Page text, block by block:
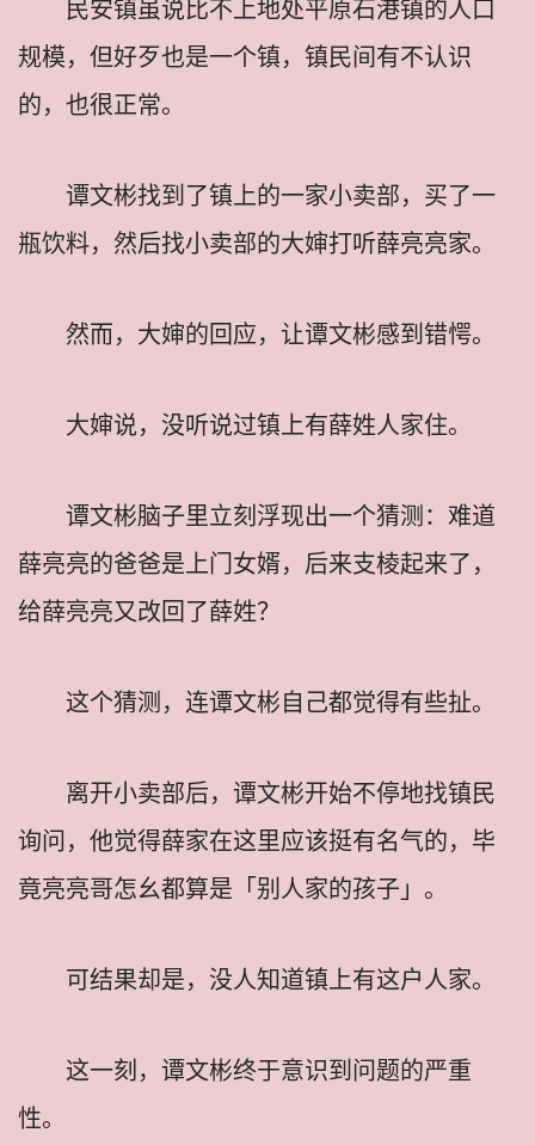
民安镇虽说比不上地处平原石港镇的人口
规模，但好歹也是一个镇，镇民间有不认识
的，也很正常。
谭文彬找到了镇上的一家小卖部，买了一
瓶饮料，然后找小卖部的大婶打听薛亮亮家。
然而，大婶的回应，让谭文彬感到错愕。
大婶说，没听说过镇上有薛姓人家住。
谭文彬脑子里立刻浮现出一个猜测：难道
薛亮亮的爸爸是上门女婿，后来支棱起来了，
给薛亮亮又改回了薛姓？
这个猜测，连谭文彬自己都觉得有些扯。
离开小卖部后，谭文彬开始不停地找镇民
询问，他觉得薛家在这里应该挺有名气的，毕
竟亮亮哥怎幺都算是「别人家的孩子」。
可结果却是，没人知道镇上有这户人家。
这一刻，谭文彬终于意识到问题的严重
性。